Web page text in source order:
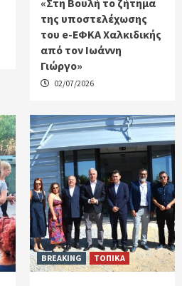
«Στη Βουλή το ζήτημα
της υποστελέχωσης
του e-ΕΦΚΑ Χαλκιδικής
από τον Ιωάννη
Γιώργο»
02/07/2026
BREAKING ΤΟΠΙΚΑ